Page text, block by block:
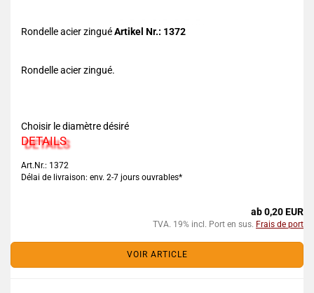
Rondelle acier zinguéArtikel Nr.: 1372
Rondelle acier zingué.
Choisir le diamètre désiré
DETAILS
Art.Nr.: 1372
Délai de livraison: env. 2-7 jours ouvrables*
ab 0,20 EUR
TVA. 19% incl. Port en sus. Frais de port
VOIR ARTICLE